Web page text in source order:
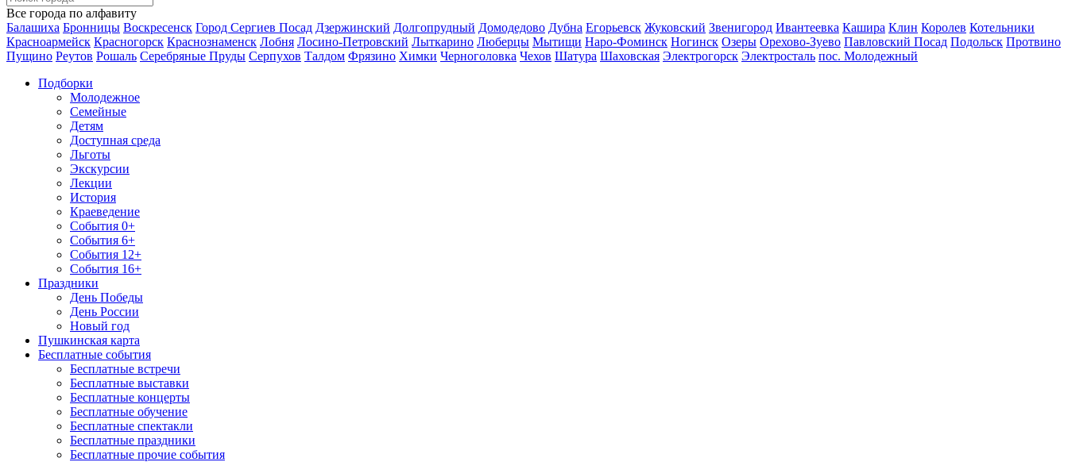
Все города по алфавиту
Балашиха Бронницы Воскресенск Город Сергиев Посад Дзержинский Долгопрудный Домодедово Дубна Егорьевск Жуковский Звенигород Ивантеевка Кашира Клин Королев Котельники
Красноармейск Красногорск Краснознаменск Лобня Лосино-Петровский Лыткарино Люберцы Мытищи Наро-Фоминск Ногинск Озеры Орехово-Зуево Павловский Посад Подольск Протвино
Пущино Реутов Рошаль Серебряные Пруды Серпухов Талдом Фрязино Химки Черноголовка Чехов Шатура Шаховская Электрогорск Электросталь пос. Молодежный
Подборки
Молодежное
Семейные
Детям
Доступная среда
Льготы
Экскурсии
Лекции
История
Краеведение
События 0+
События 6+
События 12+
События 16+
Праздники
День Победы
День России
Новый год
Пушкинская карта
Бесплатные события
Бесплатные встречи
Бесплатные выставки
Бесплатные концерты
Бесплатные обучение
Бесплатные спектакли
Бесплатные праздники
Бесплатные прочие события